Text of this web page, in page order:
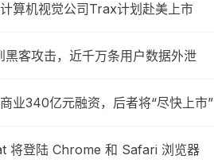
算机视觉公司Trax计划赴美上市
客攻击，近千万条用户数据外泄
业340亿元融资，后者将“尽快上市”
将登陆 Chrome 和 Safari 浏览器